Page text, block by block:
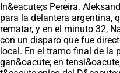
In&eacute;s Pereira.
para la delantera argentina,
rematar, y en el minuto 32,
con un disparo que fue
local. En el tramo final de la
gan&oacute; en